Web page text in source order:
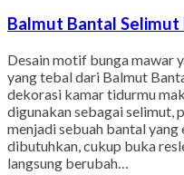
Balmut Bantal Selimut
Desain motif bunga mawar
yang tebal dari Balmut
dekorasi kamar tidurmu
digunakan sebagai selimut,
menjadi sebuah bantal
dibutuhkan, cukup buka
langsung berubah…